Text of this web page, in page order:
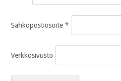
Sähköpostiosoite*
Verkkosivusto